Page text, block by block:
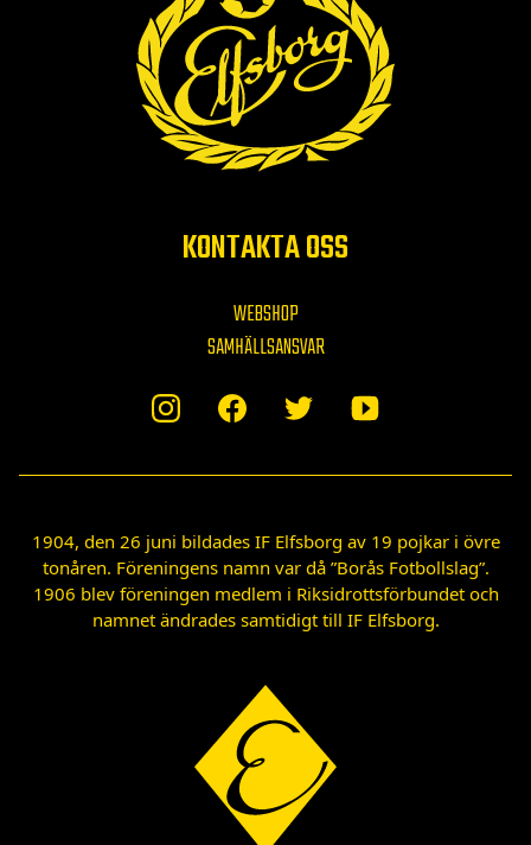
KONTAKTA OSS
WEBSHOP
SAMHÄLLSANSVAR
1904, den 26 juni bildades IF Elfsborg av 19 pojkar i övre
tonåren. Föreningens namn var då ”Borås Fotbollslag”.
1906 blev föreningen medlem i Riksidrottsförbundet och
namnet ändrades samtidigt till IF Elfsborg.